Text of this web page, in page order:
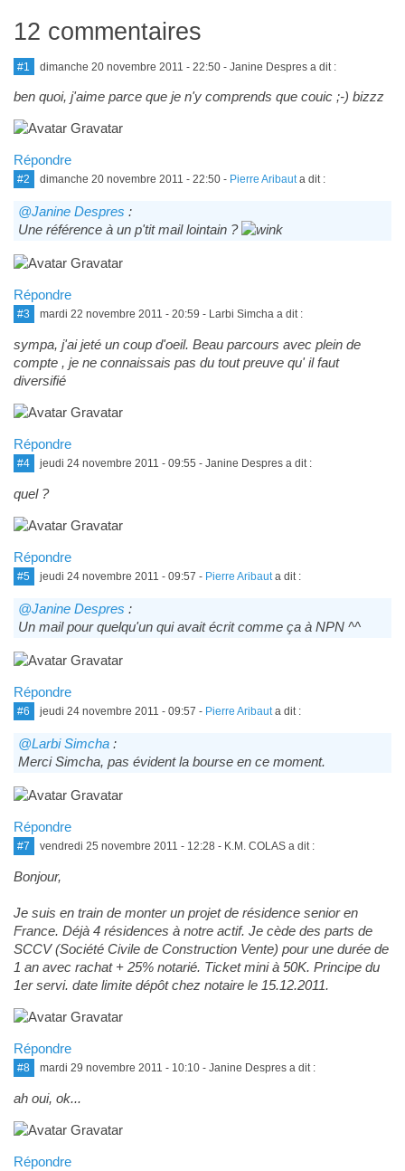
12 commentaires
#1 dimanche 20 novembre 2011 - 22:50- Janine Despres a dit :
ben quoi, j'aime parce que je n'y comprends que couic ;-) bizzz
Répondre
#2 dimanche 20 novembre 2011 - 22:50- Pierre Aribauta dit :
@Janine Despres :
Une référence à un p'tit mail lointain ?
Répondre
#3 mardi 22 novembre 2011 - 20:59 - Larbi Simcha a dit :
sympa, j'ai jeté un coup d'oeil. Beau parcours avec plein de
compte , je ne connaissais pas du tout preuve qu' il faut
diversifié
Répondre
#4 jeudi 24 novembre 2011 - 09:55 - Janine Despres a dit :
quel ?
Répondre
#5 jeudi 24 novembre 2011 - 09:57 - Pierre Aribauta dit :
@Janine Despres :
Un mail pour quelqu'un qui avait écrit comme ça à NPN ^^
Répondre
#6 jeudi 24 novembre 2011 - 09:57 - Pierre Aribauta dit :
@Larbi Simcha:
Merci Simcha, pas évident la bourse en ce moment.
Répondre
#7 vendredi 25 novembre 2011 - 12:28 - K.M. COLAS a dit :
Bonjour,
Je suis en train de monter un projet de résidence senior en
France. Déjà 4 résidences à notre actif. Je cède des parts de
SCCV (Société Civile de Construction Vente) pour une durée de
1 an avec rachat + 25% notarié. Ticket mini à 50K. Principe du
1er servi. date limite dépôt chez notaire le 15.12.2011.
Répondre
#8 mardi 29 novembre 2011 - 10:10- Janine Despres a dit :
ah oui, ok...
Répondre